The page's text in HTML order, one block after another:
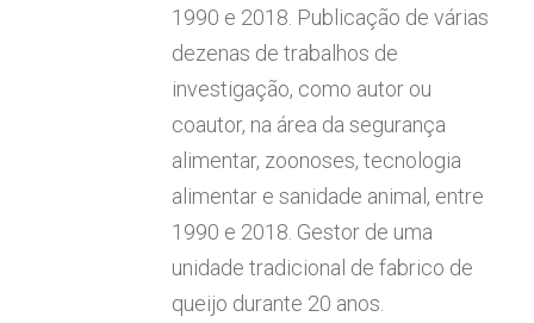
1990 e 2018. Publicação de várias
dezenas de trabalhos de
investigação, como autor ou
coautor, na área da segurança
alimentar, zoonoses, tecnologia
alimentar e sanidade animal, entre
1990 e 2018. Gestor de uma
unidade tradicional de fabrico de
queijo durante 20 anos.